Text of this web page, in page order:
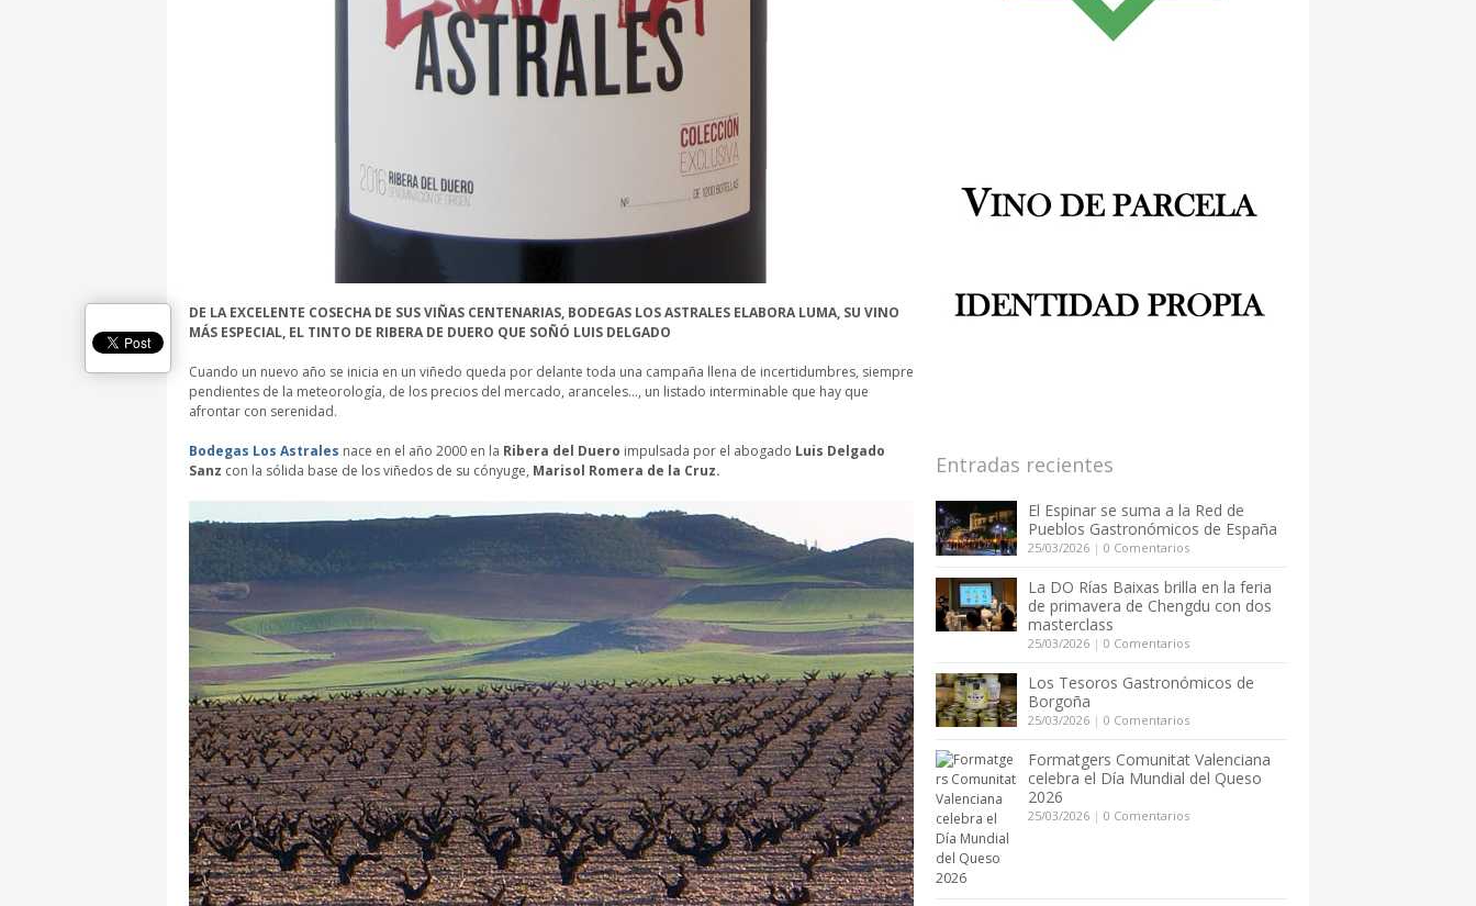
DE LA EXCELENTE COSECHA DE SUS VIÑAS CENTENARIAS, BODEGAS LOS ASTRALES ELABORA LUMA, SU VINO
MÁS ESPECIAL, EL TINTO DE RIBERA DE DUERO QUE SOÑÓ LUIS DELGADO
Cuando un nuevo año se inicia en un viñedo queda por delante toda una campaña llena de incertidumbres, siempre
pendientes de la meteorología, de los precios del mercado, aranceles…, un listado interminable que hay que
afrontar con serenidad.
Bodegas Los Astrales nace en el año 2000 en la Ribera del Duero impulsada por el abogado Luis Delgado
Sanz con la sólida base de los viñedos de su cónyuge, Marisol Romera de la Cruz. Entradas recientes
El Espinar se suma a la Red de
Pueblos Gastronómicos de España
25/03/2026 | 0 Comentarios
La DO Rías Baixas brilla en la feria
de primavera de Chengdu con dos
masterclass
25/03/2026 | 0 Comentarios
Los Tesoros Gastronómicos de
Borgoña
25/03/2026 | 0 Comentarios
Formatgers Comunitat Valenciana
celebra el Día Mundial del Queso
2026
25/03/2026 | 0 Comentarios